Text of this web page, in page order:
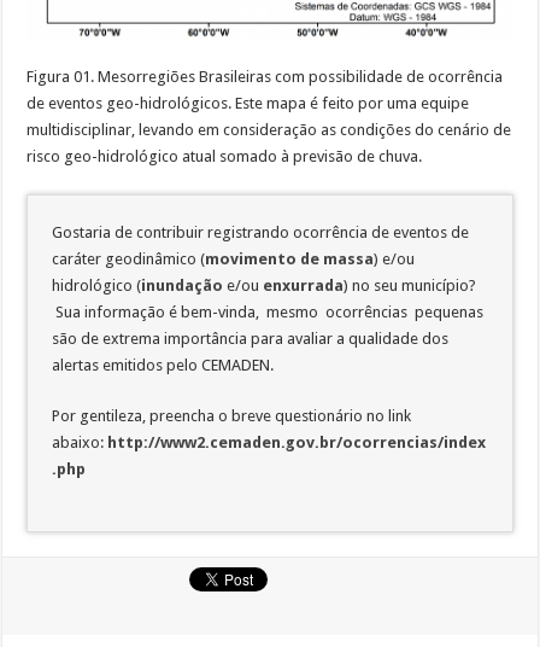
Figura 01. Mesorregiões Brasileiras com possibilidade de ocorrência
de eventos geo-hidrológicos. Este mapa é feito por uma equipe
multidisciplinar, levando em consideração as condições do cenário de
risco geo-hidrológico atual somado à previsão de chuva.
Gostaria de contribuir registrando ocorrência de eventos de
caráter geodinâmico (movimento de massa) e/ou
hidrológico (inundaçãoe/ou enxurrada) no seu município?
Sua informação é bem-vinda, mesmo ocorrências pequenas
são de extrema importância para avaliar a qualidade dos
alertas emitidos pelo CEMADEN.
Por gentileza, preencha o breve questionário no link
abaixo: http://www2.cemaden.gov.br/ocorrencias/index
.php